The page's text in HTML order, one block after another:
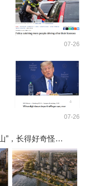
07-26
07-26
”，长得好奇怪…